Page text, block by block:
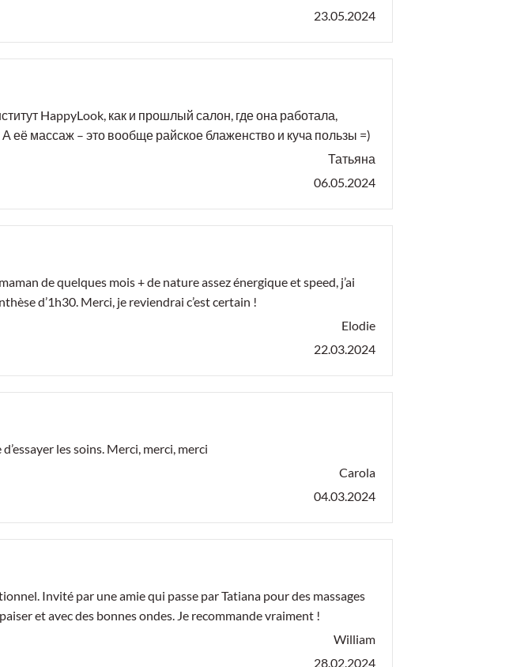
23.05.2024
HappyLook, как и прошлый салон, где она работала,
её массаж – это вообще райское блаженство и куча пользы =)
Татьяна
06.05.2024
de quelques mois + de nature assez énergique et speed, j’ai
d’1h30. Merci, je reviendrai c’est certain !
Elodie
22.03.2024
les soins. Merci, merci, merci
Carola
04.03.2024
Invité par une amie qui passe par Tatiana pour des massages
et avec des bonnes ondes. Je recommande vraiment !
William
28.02.2024